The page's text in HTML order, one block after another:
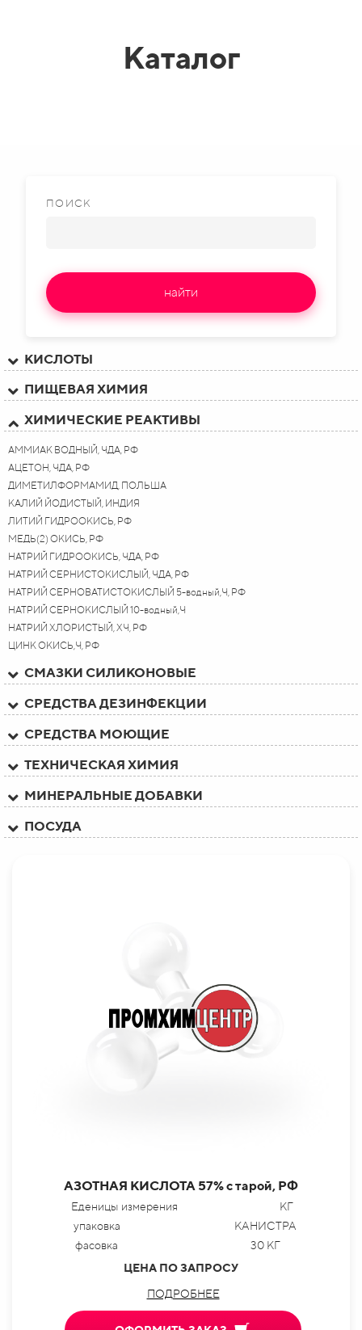
Каталог
ПОИСК
найти
КИСЛОТЫ
ПИЩЕВАЯ ХИМИЯ
ХИМИЧЕСКИЕ РЕАКТИВЫ
АММИАК ВОДНЫЙ, ЧДА, РФ
АЦЕТОН, ЧДА, РФ
ДИМЕТИЛФОРМАМИД, ПОЛЬША
КАЛИЙ ЙОДИСТЫЙ, ИНДИЯ
ЛИТИЙ ГИДРООКИСЬ, РФ
МЕДЬ(2) ОКИСЬ, РФ
НАТРИЙ ГИДРООКИСЬ, ЧДА, РФ
НАТРИЙ СЕРНИСТОКИСЛЫЙ, ЧДА, РФ
НАТРИЙ СЕРНОВАТИСТОКИСЛЫЙ 5-водный,Ч, РФ
НАТРИЙ СЕРНОКИСЛЫЙ 10-водный,Ч
НАТРИЙ ХЛОРИСТЫЙ, ХЧ, РФ
ЦИНК ОКИСЬ,Ч, РФ
СМАЗКИ СИЛИКОНОВЫЕ
СРЕДСТВА ДЕЗИНФЕКЦИИ
СРЕДСТВА МОЮЩИЕ
ТЕХНИЧЕСКАЯ ХИМИЯ
МИНЕРАЛЬНЫЕ ДОБАВКИ
ПОСУДА
АЗОТНАЯ КИСЛОТА 57% с тарой, РФ
Еденицы измерения
КГ
упаковка
КАНИСТРА
фасовка
30 КГ
ЦЕНА ПО ЗАПРОСУ
ПОДРОБНЕЕ